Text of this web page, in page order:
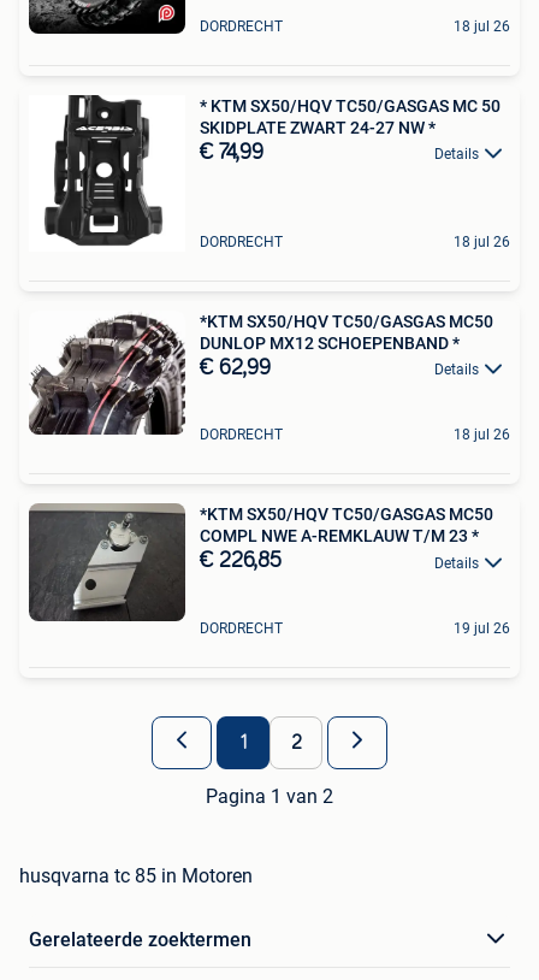
DORDRECHT 18 jul 26
* KTM SX50/HQV TC50/GASGAS MC 50
SKIDPLATE ZWART 24-27 NW *
€ 74,99 Details
DORDRECHT 18 jul 26
*KTM SX50/HQV TC50/GASGAS MC50
DUNLOP MX12 SCHOEPENBAND *
€ 62,99 Details
DORDRECHT 18 jul 26
*KTM SX50/HQV TC50/GASGAS MC50
COMPL NWE A-REMKLAUW T/M 23 *
€ 226,85 Details
DORDRECHT 19 jul 26
1 2
Pagina 1 van 2
husqvarna tc 85 in Motoren
Gerelateerde zoektermen